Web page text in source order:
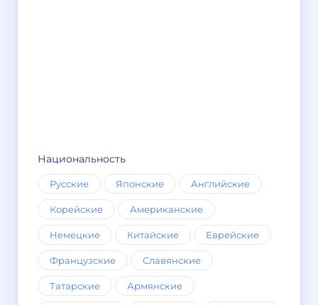
Национальность
Русские Японские Английские
Корейские Американские
Немецкие Китайские Еврейские
Французские Славянские
Татарские Армянские